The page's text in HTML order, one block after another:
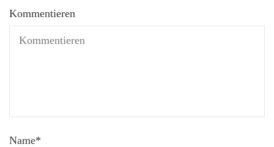
Kommentieren
Name*